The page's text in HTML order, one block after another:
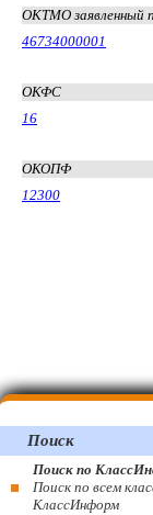
ОКТМО заявленный
46734000001
ОКФС
16
ОКОПФ
12300
Поиск
Поиск по
Поиск по всем
КлассИнформ